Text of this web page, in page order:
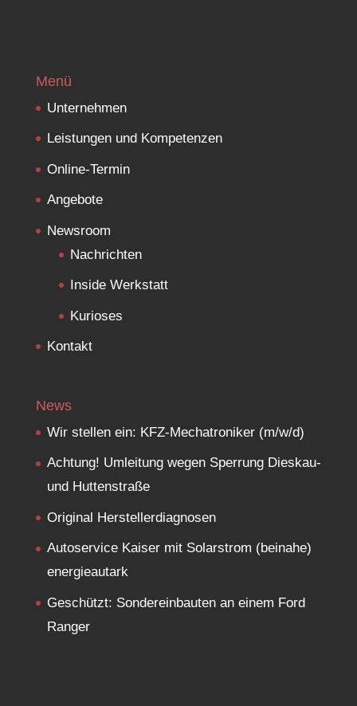
Menü
Unternehmen
Leistungen und Kompetenzen
Online-Termin
Angebote
Newsroom
Nachrichten
Inside Werkstatt
Kurioses
Kontakt
News
Wir stellen ein: KFZ-Mechatroniker (m/w/d)
Achtung! Umleitung wegen Sperrung Dieskau-
und Huttenstraße
Original Herstellerdiagnosen
Autoservice Kaiser mit Solarstrom (beinahe)
energieautark
Geschützt: Sondereinbauten an einem Ford
Ranger